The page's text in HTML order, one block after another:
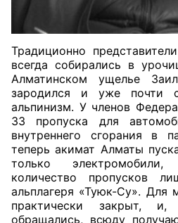
Традиционно
всегда собирались в
Алматинском ущелье
зародился и уже почти
альпинизм. У членов
33 пропуска для
внутреннего сгорания в
теперь акимат Алматы
только
количество пропусков
альплагеря «Туюк-Су». Для
практически закрыт,
обращались, всюду